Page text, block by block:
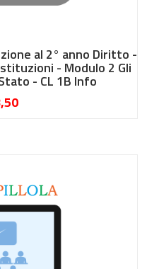
al 2° anno Diritto -
- Modulo 2 Gli
- CL 1B Info